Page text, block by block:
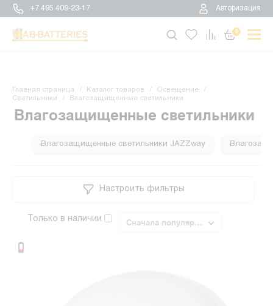
+7 495 409-23-17 Авторизация
0
Главная страница Каталог товаров
Освещение
Светильники
Влагозащищенные светильники
Влагозащищенные светильники
Влагозащищенные светильники JAZZway
Настроить фильтры
Только в наличии Сначала популярные